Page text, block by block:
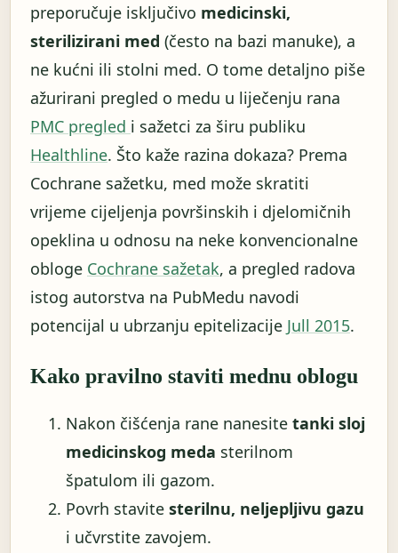
preporučuje isključivo medicinski,
sterilizirani med (često na bazi manuke), a
ne kućni ili stolni med. O tome detaljno piše
ažurirani pregled o medu u liječenju rana
PMC pregled i sažetci za širu publiku
Healthline. Što kaže razina dokaza? Prema
Cochrane sažetku, med može skratiti
vrijeme cijeljenja površinskih i djelomičnih
opeklina u odnosu na neke konvencionalne
obloge Cochrane sažetak, a pregled radova
istog autorstva na PubMedu navodi
potencijal u ubrzanju epitelizacije Jull 2015.
Kako pravilno staviti mednu oblogu
Nakon čišćenja rane nanesite tanki sloj
medicinskog meda sterilnom
špatulom ili gazom.
Povrh stavite sterilnu, neljepljivu gazu
i učvrstite zavojem.